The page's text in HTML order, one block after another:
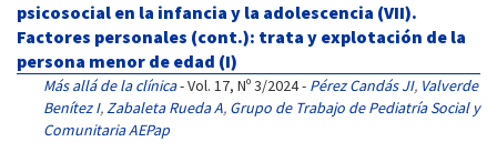
psicosocial en la infancia y la adolescencia (VII).
Factores personales (cont.): trata y explotación de la
persona menor de edad (I)
Más allá de la clínica- Vol. 17, Nº 3/2024 - Pérez Candás JI, Valverde
Benítez I,Zabaleta Rueda A, Grupo de Trabajo de Pediatría Social y
Comunitaria AEPap